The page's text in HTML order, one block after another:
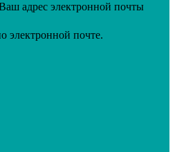
адрес электронной почты
электронной почте.